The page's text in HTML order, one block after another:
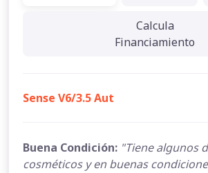
Calcula
Financiamiento
Sense V6/3.5 Aut
Buena Condición: "Tiene algunos
cosméticos y en buenas